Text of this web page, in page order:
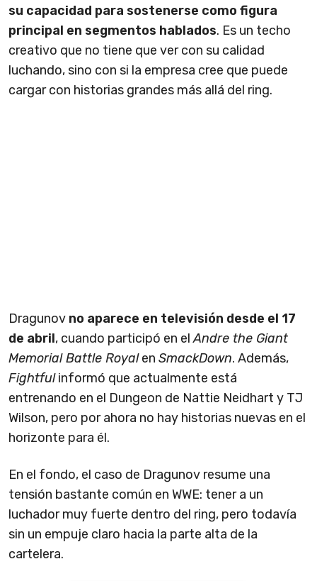
su capacidad para sostenerse como figura
principal en segmentos hablados. Es un techo
creativo que no tiene que ver con su calidad
luchando, sino con si la empresa cree que puede
cargar con historias grandes más allá del ring.
Dragunov no aparece en televisión desde el 17
de abril, cuando participó en elAndre the Giant
Memorial Battle Royalen SmackDown. Además,
Fightfulinformó que actualmente está
entrenando en el Dungeon de Nattie Neidhart y TJ
Wilson, pero por ahora no hay historias nuevas en el
horizonte para él.
En el fondo, el caso de Dragunov resume una
tensión bastante común en WWE: tener a un
luchador muy fuerte dentro del ring, pero todavía
sin un empuje claro hacia la parte alta de la
cartelera.